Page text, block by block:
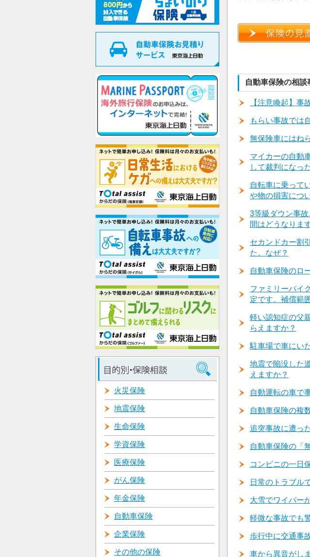
自動車保険の相談
【注意喚起】事
もらい事故では
無保険車にはね
マイカーの自動
して裁判になっ
自転車に乗って
や物の損害につ
3等級ダウン事
間はどうなりま
セカンドカー割
た。なぜ？
自動車保険のロ
ファミリーバイ
定です。補償範
軽い認知症の父
らえますか？
駐車場で車にい
地震で陥没した
えますか？
自動運転の車で
自動車保険の複
追突事故に遭っ
自動車保険の「
コンビニの一日
日常のトラブル
大雪でワイパー
軽微な事故でも
歩行中に交通事
車から異音がし
火災保険
地震保険
生命保険
学資保険
医療保険
がん保険
年金保険
自動車保険
企業保険
その他の保険